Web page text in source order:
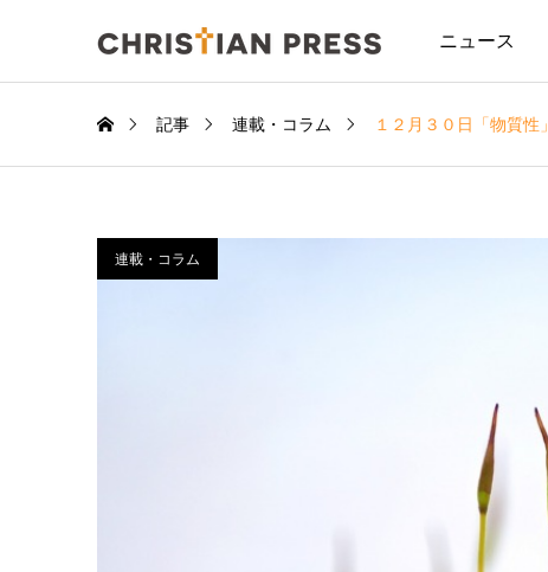
ニュース
記事 連載・コラム １２月３０日「物質性」
連載・コラム